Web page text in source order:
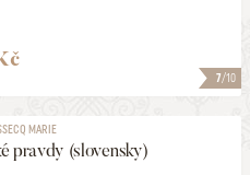
7/10
MARIE
pravdy (slovensky)